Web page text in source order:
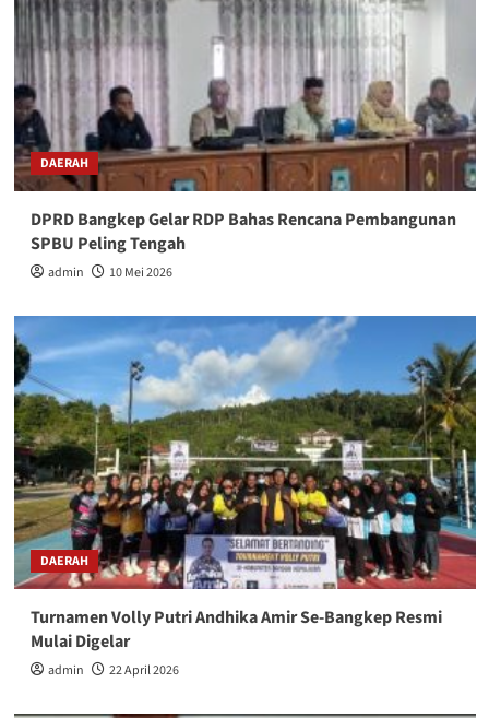
DAERAH
DPRD Bangkep Gelar RDP Bahas Rencana Pembangunan
SPBU Peling Tengah
admin 10 Mei 2026
DAERAH
Turnamen Volly Putri Andhika Amir Se-Bangkep Resmi
Mulai Digelar
admin 22 April 2026